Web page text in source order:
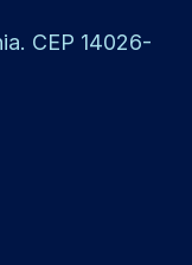
CEP 14026-